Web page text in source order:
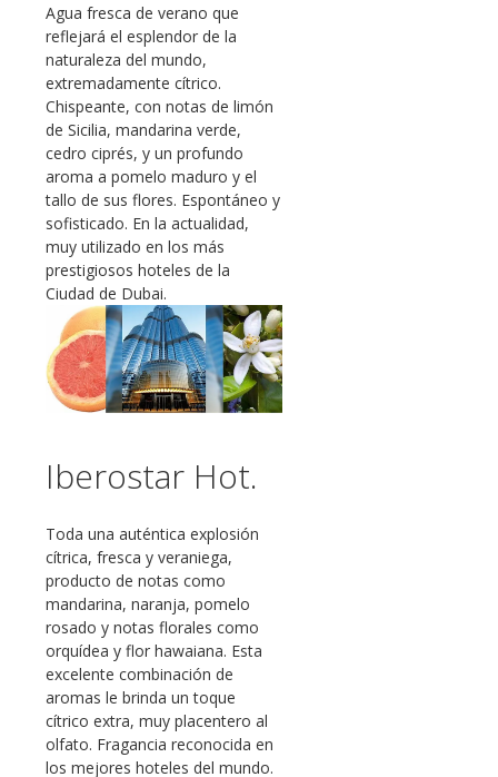
Agua fresca de verano que
reflejará el esplendor de la
naturaleza del mundo,
extremadamente cítrico.
Chispeante, con notas de limón
de Sicilia, mandarina verde,
cedro ciprés, y un profundo
aroma a pomelo maduro y el
tallo de sus flores. Espontáneo y
sofisticado. En la actualidad,
muy utilizado en los más
prestigiosos hoteles de la
Ciudad de Dubai.
Iberostar Hot.
Toda una auténtica explosión
cítrica, fresca y veraniega,
producto de notas como
mandarina, naranja, pomelo
rosado y notas florales como
orquídea y flor hawaiana. Esta
excelente combinación de
aromas le brinda un toque
cítrico extra, muy placentero al
olfato. Fragancia reconocida en
los mejores hoteles del mundo.